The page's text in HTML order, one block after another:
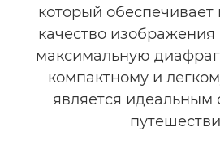
который обеспечивает
качество
максимальную
компактному и
является идеальным